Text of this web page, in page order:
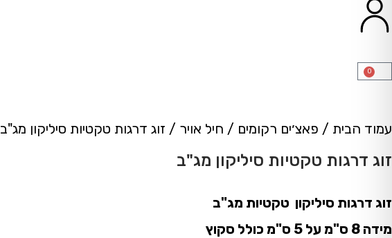
0
עמוד הבית / פאצ׳ים רקומים / חיל אויר / זוג דרגות טקטיות סיליקון מג"ב
זוג דרגות טקטיות סיליקון מג"ב
זוג דרגות סיליקון טקטיות מג"ב
מידה 8 ס"מ על 5 ס"מ כולל סקוץ